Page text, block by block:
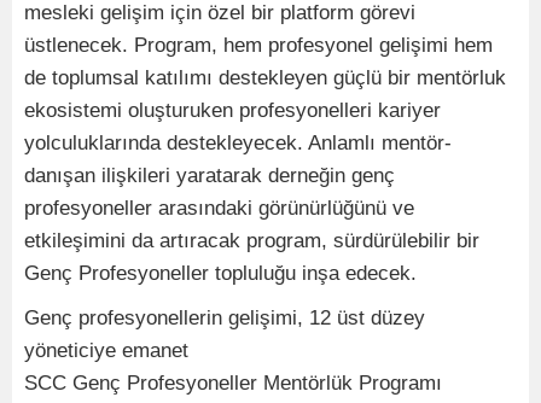
mesleki gelişim için özel bir platform görevi
üstlenecek. Program, hem profesyonel gelişimi hem
de toplumsal katılımı destekleyen güçlü bir mentörluk
ekosistemi oluşturuken profesyonelleri kariyer
yolculuklarında destekleyecek. Anlamlı mentör-
danışan ilişkileri yaratarak derneğin genç
profesyoneller arasındaki görünürlüğünü ve
etkileşimini da artıracak program, sürdürülebilir bir
Genç Profesyoneller topluluğu inşa edecek.
Genç profesyonellerin gelişimi, 12 üst düzey
yöneticiye emanet
SCC Genç Profesyoneller Mentörlük Programı